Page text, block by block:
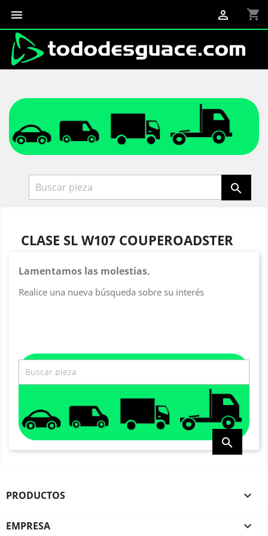
 shopping_cart


CLASE SL W107 COUPEROADSTER
Lamentamos las molestias.
Realice una nueva búsqueda sobre su interés

PRODUCTOS 
EMPRESA 